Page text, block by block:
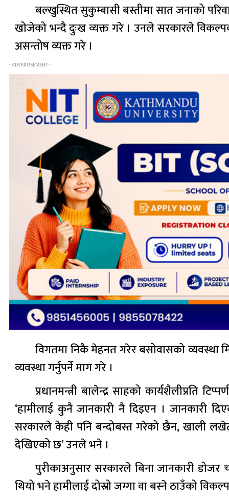
बल्खुस्थित सुकुम्बासी बस्तीमा सात जनाको
खोजेको भन्दै दुःख व्यक्त गरे । उनले सरकारले
असन्तोष व्यक्त गरे ।
- ADVERTISEMENT -
विगतमा निकै मेहनत गरेर बसोवासको व्यवस्था
व्यवस्था गर्नुपर्ने माग गरे ।
प्रधानमन्त्री बालेन्द्र साहको
‘हामीलाई कुनै जानकारी नै दिइएन । जानकारी
सरकारले केही पनि बन्दोबस्त गरेको छैन, खाली
देखिएको छ’ उनले भने ।
पुरीकाअनुसार सरकारले बिना जानकारी डोजर
थियो भने हामीलाई दोस्रो जग्गा वा बस्ने ठाउँको